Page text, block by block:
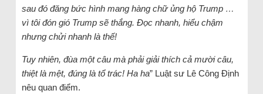
sau đó đăng bức hình mang hàng chữ ủng hộ Trump …
vì tôi đón gió Trump sẽ thắng. Đọc nhanh, hiểu chậm
nhưng chửi nhanh là thế!
Tuy nhiên, đùa một câu mà phải giải thích cả mười câu,
thiệt là mệt, đúng là tổ trác! Ha ha” Luật sư Lê Công Định
nêu quan điểm.